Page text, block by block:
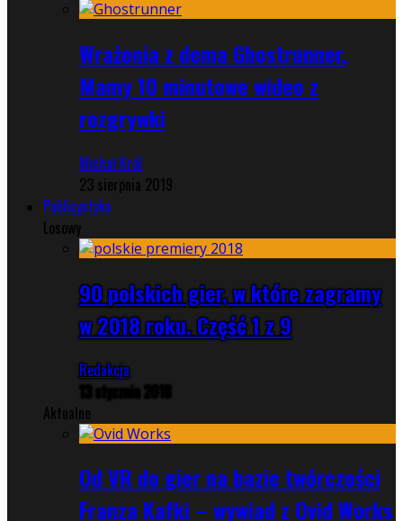
Wrażenia z dema Ghostrunner.
Mamy 10 minutowe wideo z
rozgrywki
Michał Król
23 sierpnia 2019
Publicystyka
Losowy
90 polskich gier, w które zagramy
w 2018 roku. Część 1 z 9
Redakcja
13 stycznia 2018
Aktualne
Od VR do gier na bazie twórczości
Franza Kafki – wywiad z Ovid Works